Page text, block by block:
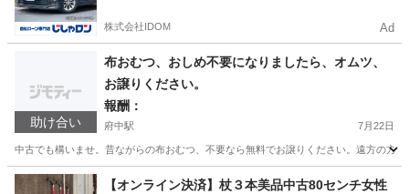
株式会社IDOM Ad
助け合い
布おむつ、おしめ不要になりましたら、オムツ、
お譲りください。
報酬：
府中駅 7月22日
中古でも構いませ。昔ながらの布おむつ、不要なら無料でお譲りください。遠方の方
広島 府中市 府中駅 買いたい/ください
【オンライン決済】杖３本美品中古80センチ女性